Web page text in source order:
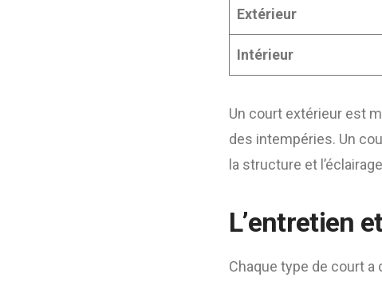
Extérieur
Intérieur
Un court extérieur est
des intempéries. Un
la structure et
L’entretien
Chaque type de court a